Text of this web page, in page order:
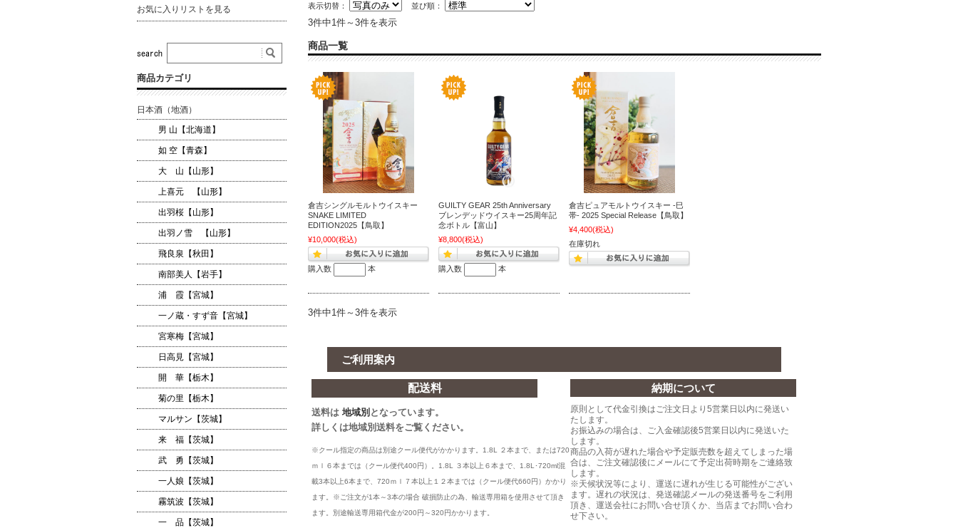
表示切替： 並び順：
3件中1件～3件を表示
商品一覧
倉吉シングルモルトウイスキー
SNAKE LIMITED
EDITION2025【鳥取】
¥10,000(税込)
購入数 本
GUILTY GEAR 25th Anniversary
ブレンデッドウイスキー25周年記
念ボトル【富山】
¥8,800(税込)
購入数 本
倉吉ピュアモルトウイスキー -巳
帯- 2025 Special Release【鳥取】
¥4,400(税込)
在庫切れ
3件中1件～3件を表示
ご利用案内
配送料
送料は 地域別 となっています。
詳しくは地域別送料をご覧ください。
※クール指定の商品は別途クール便代がかかります。 1.8L ２本まで、または720
ｍｌ６本までは（クール便代400円）。 1.8L
３本以上６本まで、1.8L･720ml混
載3本以上6本まで、 720ｍｌ７本以上１２本までは（クール便代660円）かかり
ます。 ※ご注文が1本～3本の場合 破損防止の為、輸送専用箱を使用させて頂き
ます。別途輸送専用箱代金が200円～320円かかります。
納期について
原則として代金引換はご注文日より5営業日以内に発送い
たします。
お振込みの場合は、ご入金確認後5営業日以内に発送いた
します。
商品の入荷が遅れた場合や予定販売数を超えてしまった場
合は、ご注文確認後にメールにて予定出荷時期をご連絡致
します。
※天候状況等により、運送に遅れが生じる可能性がござい
ます。遅れの状況は、発送確認メールの発送番号をご利用
頂き、運送会社にお問い合せ頂くか、当店までお問い合わ
せ下さい。
お気に入りリストを見る
商品カテゴリ
日本酒（地酒）
男 山【北海道】
如 空【青森】
大 山【山形】
上喜元 【山形】
出羽桜【山形】
出羽ノ雪 【山形】
飛良泉【秋田】
南部美人【岩手】
浦 霞【宮城】
一ノ蔵・すず音【宮城】
宮寒梅【宮城】
日高見【宮城】
開 華【栃木】
菊の里【栃木】
マルサン【茨城】
来 福【茨城】
武 勇【茨城】
一人娘【茨城】
霧筑波【茨城】
一 品【茨城】